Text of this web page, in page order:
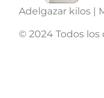
Adelgazar kilos |
© 2024 Todos